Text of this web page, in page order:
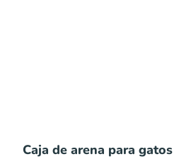
Caja de arena para